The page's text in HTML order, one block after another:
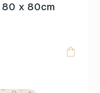
x 80cm